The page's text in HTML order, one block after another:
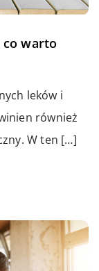
warto
leków i
również
W ten […]